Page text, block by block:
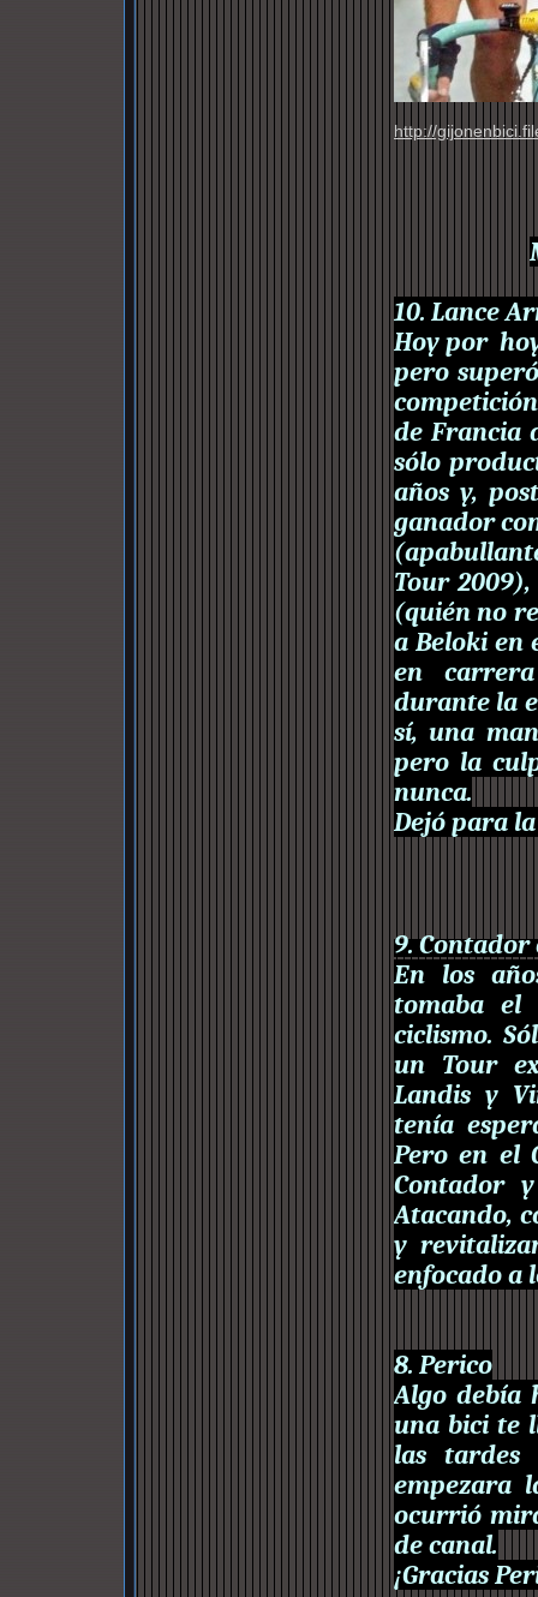
http://
10. Lance
Hoy por
pero
de Francia
sólo
años y,
ganador
Tour
(quién no
a Beloki en
en
durante la
sí, una
pero la
nunca.
Dejó para
9. Contador
En los
tomaba el
ciclismo.
un Tour
Landis y
tenía
Pero en el
Contador
Atacando,
y
enfocado a
8. Perico
Algo debía
una bici te
las
empezara
ocurrió
de canal.
¡Gracias